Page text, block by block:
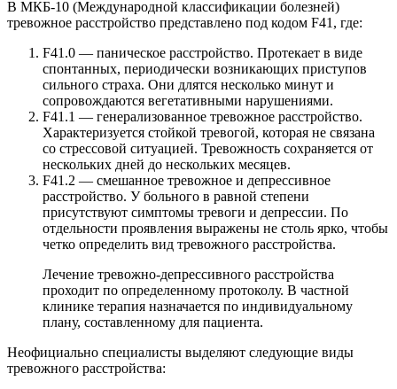
В МКБ-10 (Международной классификации болезней)
тревожное расстройство представлено под кодом F41, где:
F41.0 — паническое расстройство. Протекает в виде
спонтанных, периодически возникающих приступов
сильного страха. Они длятся несколько минут и
сопровождаются вегетативными нарушениями.
F41.1 — генерализованное тревожное расстройство.
Характеризуется стойкой тревогой, которая не связана
со стрессовой ситуацией. Тревожность сохраняется от
нескольких дней до нескольких месяцев.
F41.2 — смешанное тревожное и депрессивное
расстройство. У больного в равной степени
присутствуют симптомы тревоги и депрессии. По
отдельности проявления выражены не столь ярко, чтобы
четко определить вид тревожного расстройства.
Лечение тревожно-депрессивного расстройства
проходит по определенному протоколу. В частной
клинике терапия назначается по индивидуальному
плану, составленному для пациента.
Неофициально специалисты выделяют следующие виды
тревожного расстройства: